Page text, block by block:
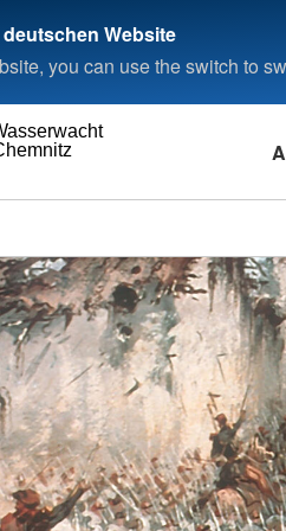
Website
you can use the switch to